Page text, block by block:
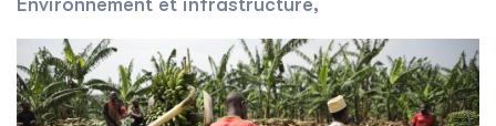
Environnement et infrastructure,